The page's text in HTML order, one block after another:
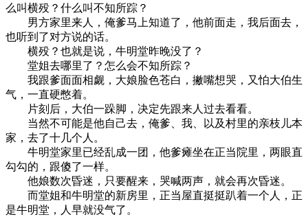
么叫横殁？什么叫不知所踪？
男方家里来人，俺爹马上知道了，他前面走，我后面去，
也听到了对方说的话。
横殁？也就是说，牛明堂昨晚没了？
堂姐去哪里了？怎么会不知所踪？
我跟爹面面相觑，大娘脸色苍白，撇嘴想哭，又怕大伯生
气，一直硬憋着。
片刻后，大伯一跺脚，决定先跟来人过去看看。
当然不可能是他自己去，俺爹、我、以及村里的亲枝儿本
家，去了十几个人。
牛明堂家里已经乱成一团，他爹瘫坐在正当院里，两眼直
勾勾的，跟傻了一样。
他娘数次昏迷，只要醒来，哭喊两声，就会再次昏迷。
而堂姐和牛明堂的新房里，正当屋直挺挺趴着一个人，正
是牛明堂，人早就没气了。